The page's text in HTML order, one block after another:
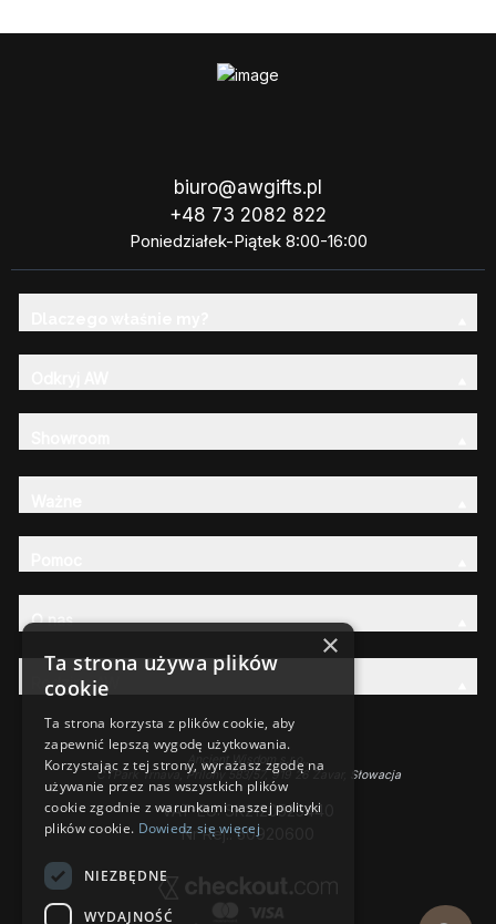
biuro@awgifts.pl
+48 73 2082 822
Poniedziałek-Piątek 8:00-16:00
O nas
Rodzina AW
Ancient Wisdom s.r.o.,
CTPark Trnava, Prílohy 583/57, 919 26 Zavar, Słowacja
VAT-EU: SK2120525440
Nr Rej.: 50920600
×
Ta strona używa plików
cookie
Ta strona korzysta z plików cookie, aby
zapewnić lepszą wygodę użytkowania.
Korzystając z tej strony, wyrażasz zgodę na
używanie przez nas wszystkich plików
cookie zgodnie z warunkami naszej polityki
plików cookie. Dowiedz się więcej
NIEZBĘDNE
WYDAJNOŚĆ